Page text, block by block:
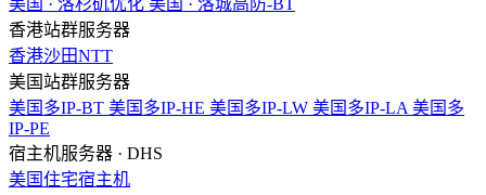
美国 · 洛杉矶优化 美国 · 洛城高防-BT
香港站群服务器
香港沙田NTT
美国站群服务器
美国多IP-BT 美国多IP-HE 美国多IP-LW 美国多IP-LA 美国多
IP-PE
宿主机服务器 · DHS
美国住宅宿主机